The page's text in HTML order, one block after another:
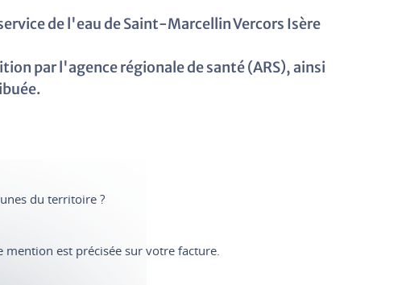
de l'eau de Saint-Marcellin Vercors Isère
par l'agence régionale de santé (ARS), ainsi
du territoire ?
mention est précisée sur votre facture.